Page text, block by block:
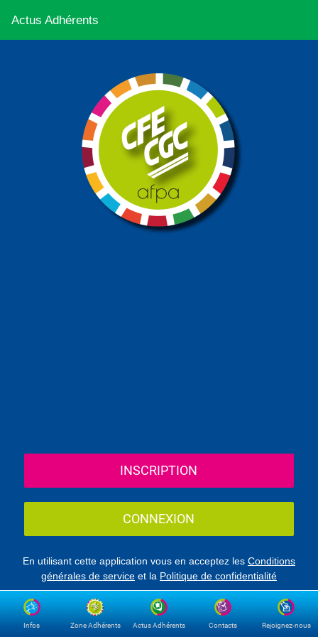
Actus Adhérents
INSCRIPTION
CONNEXION
En utilisant cette application vous en acceptez les Conditions
générales de service et la Politique de confidentialité
Infos Zone Adhérents Actus Adhérents Contacts Rejoignez-nous